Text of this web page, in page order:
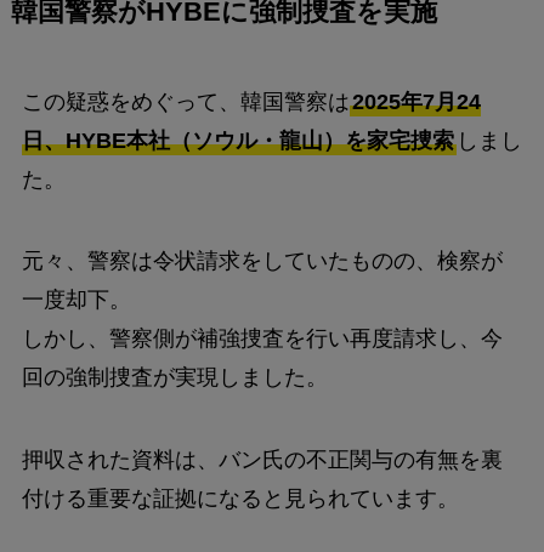
韓国警察がHYBEに強制捜査を実施
この疑惑をめぐって、韓国警察は2025年7月24
日、HYBE本社（ソウル・龍山）を家宅捜索しまし
た。
元々、警察は令状請求をしていたものの、検察が
一度却下。
しかし、警察側が補強捜査を行い再度請求し、今
回の強制捜査が実現しました。
押収された資料は、バン氏の不正関与の有無を裏
付ける重要な証拠になると見られています。